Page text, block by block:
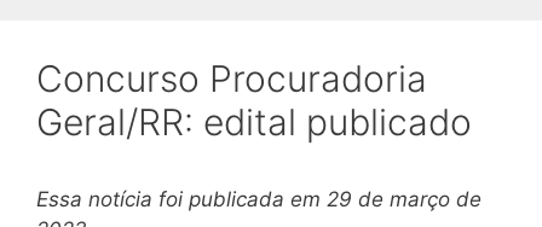
Concurso Procuradoria
Geral/RR: edital publicado
Essa notícia foi publicada em 29 de março de